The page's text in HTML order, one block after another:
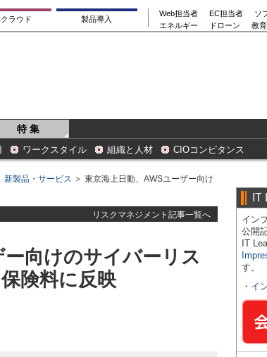
ラウド 製品導入
Web担当者 EC担当者
ソ
エネルギー
ドローン 教
特 集
ワークスタイル 組織と人材 CIOコンピタンス
新製品・サービス ＞ 東京海上日動、AWSユーザー向け
リスクマネジメント記事一覧へ
向けのサイバーリス
険料に反映
IT
イン
公開
IT
す。
・ イ